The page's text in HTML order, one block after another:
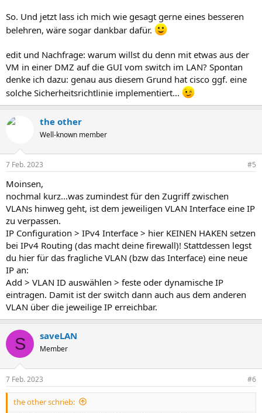
So. Und jetzt lass ich mich wie gesagt gerne eines besseren
belehren, wäre sogar dankbar dafür.
edit und Nachfrage: warum willst du denn mit etwas aus der
VM in einer DMZ auf die GUI vom switch im LAN? Spontan
denke ich dazu: genau aus diesem Grund hat cisco ggf. eine
solche Sicherheitsrichtlinie implementiert...
the other
Well-known member
7 Feb. 2023 #5
Moinsen,
nochmal kurz...was zumindest für den Zugriff zwischen
VLANs hinweg geht, ist dem jeweiligen VLAN Interface eine IP
zu verpassen.
IP Configuration > IPv4 Interface > hier KEINEN HAKEN setzen
bei IPv4 Routing (das macht deine firewall)! Stattdessen legst
du hier für das fragliche VLAN (bzw das Interface) eine neue
IP an:
Add > VLAN ID auswählen > feste oder dynamische IP
eintragen. Damit ist der switch dann auch aus dem anderen
VLAN über die jeweilige IP erreichbar.
S saveLAN
Member
7 Feb. 2023 #6
the other schrieb: